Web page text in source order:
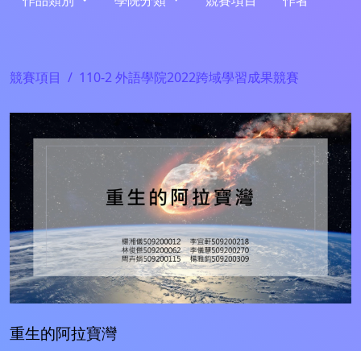
競賽項目 110-2 外語學院2022跨域學習成果競賽
重生的阿拉寶灣